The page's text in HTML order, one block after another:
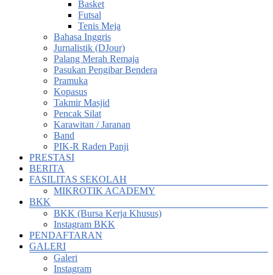
Basket
Futsal
Tenis Meja
Bahasa Inggris
Jurnalistik (DJour)
Palang Merah Remaja
Pasukan Pengibar Bendera
Pramuka
Kopasus
Takmir Masjid
Pencak Silat
Karawitan / Jaranan
Band
PIK-R Raden Panji
PRESTASI
BERITA
FASILITAS SEKOLAH
MIKROTIK ACADEMY
BKK
BKK (Bursa Kerja Khusus)
Instagram BKK
PENDAFTARAN
GALERI
Galeri
Instagram